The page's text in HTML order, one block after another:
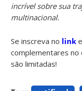
incrível sobre sua
multinacional.
Se inscreva no link
complementares no
são limitadas!